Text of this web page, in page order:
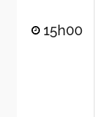
15h00